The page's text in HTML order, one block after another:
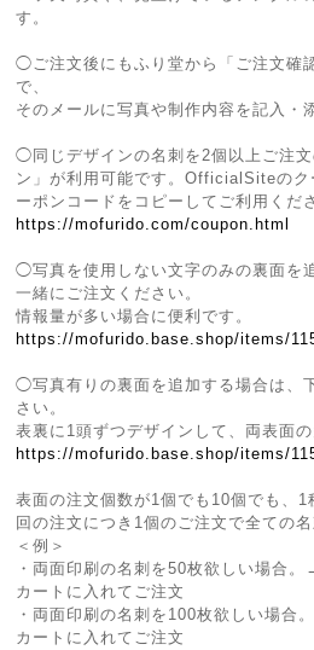
す。
◯ご注文後にもふり堂から「ご注文確
で、
そのメールに写真や制作内容を記入・
◯同じデザインの名刺を2個以上ご注
ン」が利用可能です。OfficialSiteのク
ーポンコードをコピーしてご利用くだ
https://mofurido.com/coupon.html
◯写真を使用しない文字のみの裏面を
一緒にご注文ください。
情報量が多い場合に便利です。
https://mofurido.base.shop/items/
◯写真有りの裏面を追加する場合は、
さい。
表裏に1頭ずつデザインして、両表面
https://mofurido.base.shop/items/
表面の注文個数が1個でも10個でも、
回の注文につき1個のご注文で全ての
＜例＞
・両面印刷の名刺を50枚欲しい場合
カートに入れてご注文
・両面印刷の名刺を100枚欲しい場合
カートに入れてご注文